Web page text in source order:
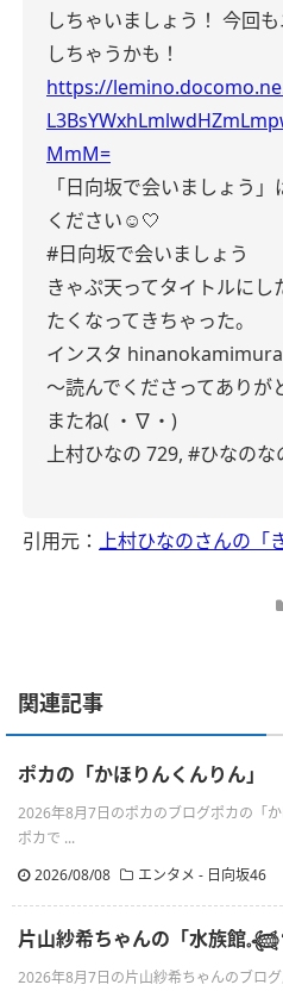
しちゃいましょう！ 今回
しちゃうかも！
https://
MmM=
「日向坂で会いましょう」
ください☺️🤍
#日向坂で会いましょう
きゃぷ天ってタイトルに
たくなってきちゃった。
インスタ
〜読んでくださってありが
またね( ・∇・)
上村ひなの 729, #ひなのな
引用元： 上村ひなのさんの「
関連記事
ポカの「かほりんくんりん」
2026年8月7日のポカのブログポカの「
ポカで ...
2026/08/08
エンタメ - 日向坂46
片山紗希ちゃんの「水族館
2026年8月7日の片山紗希ちゃんのブロ